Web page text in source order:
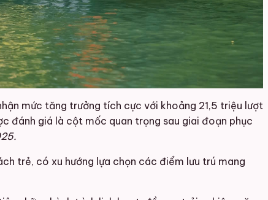
mức tăng trưởng tích cực với khoảng 21,5 triệu lượt
đánh giá là cột mốc quan trọng sau giai đoạn phục
trẻ, có xu hướng lựa chọn các điểm lưu trú mang